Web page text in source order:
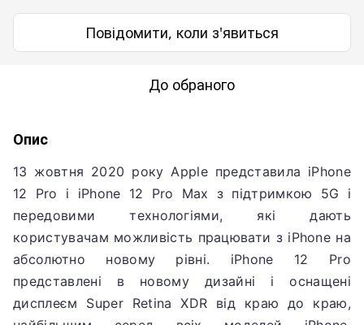
Повідомити, коли з'явиться
До обраного
Опис
13 жовтня 2020 року Apple представила iPhone
12 Pro і iPhone 12 Pro Max з підтримкою 5G і
передовими технологіями, які дають
користувачам можливість працювати з iPhone на
абсолютно новому рівні. iPhone 12 Pro
представлені в новому дизайні і оснащені
дисплеєм Super Retina XDR від краю до краю,